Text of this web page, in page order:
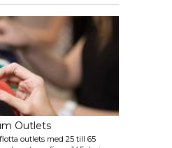
Outlets
outlets med 25 till 65